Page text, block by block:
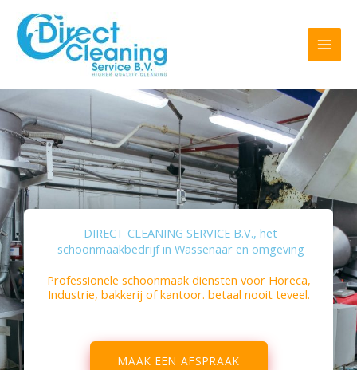
naar
DIRECT CLEANING SERVICE B.V., het
schoonmaakbedrijf in Wassenaar en omgeving
Professionele schoonmaak diensten voor Horeca,
Industrie, bakkerij of kantoor. betaal nooit teveel.
MAAK EEN AFSPRAAK
Laat
dit
veld